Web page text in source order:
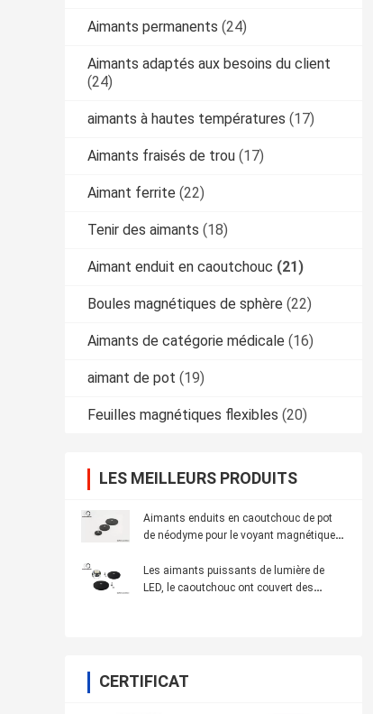
Aimants permanents (24)
Aimants adaptés aux besoins du client
(24)
aimants à hautes températures (17)
Aimants fraisés de trou (17)
Aimant ferrite (22)
Tenir des aimants (18)
Aimant enduit en caoutchouc (21)
Boules magnétiques de sphère (22)
Aimants de catégorie médicale (16)
aimant de pot (19)
Feuilles magnétiques flexibles (20)
LES MEILLEURS PRODUITS
Aimants enduits en caoutchouc de pot
de néodyme pour le voyant magnétique
Les aimants puissants de lumière de
LED, le caoutchouc ont couvert des
CERTIFICAT